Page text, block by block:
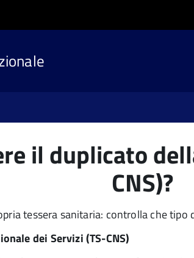
il duplicato
CNS)?
tessera sanitaria: controlla che
dei Servizi (TS-CNS)